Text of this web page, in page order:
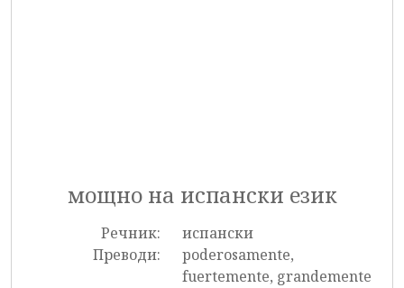
мощно на испански език
Речник:
испански
Преводи:
poderosamente,
fuertemente, grandemente